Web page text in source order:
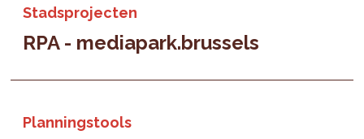
Stadsprojecten
RPA - mediapark.brussels
Planningstools